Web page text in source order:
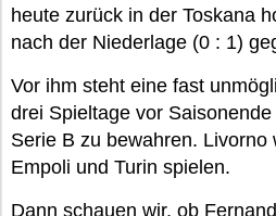
heute zurück in der Toskana
nach der Niederlage (0 : 1)
Vor ihm steht eine fast
drei Spieltage vor
Serie B zu bewahren. Livorno
Empoli und Turin spielen.
Dann schauen wir, ob